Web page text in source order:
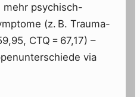
mehr psychisch-
(z. B. Trauma-
CTQ = 67,17) –
via